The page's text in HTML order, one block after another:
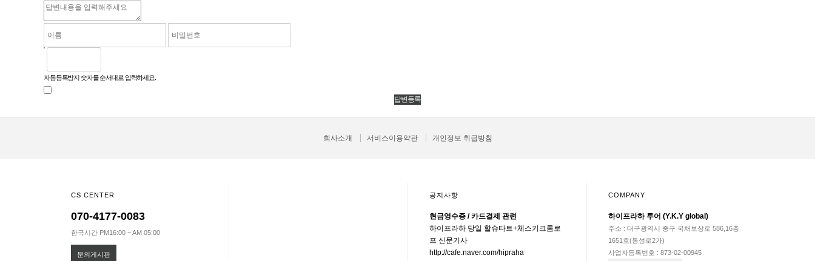
자동등록방지 숫자를 순서대로 입력하세요.
회사소개 서비스이용약관 개인정보 취급방침
CS CENTER
070-4177-0083
한국시간 PM16:00 ~ AM 05:00
문의게시판
공지사항
현금영수증 / 카드결제 관련
하이프라하 당일 할슈타트+체스키크롬로
프 신문기사
http://cafe.naver.com/hipraha
COMPANY
하이프라하 투어 (Y.K.Y global)
주소 : 대구광역시 중구 국채보상로 586,16층
1651호(동성로2가)
사업자등록번호 : 873-02-00945